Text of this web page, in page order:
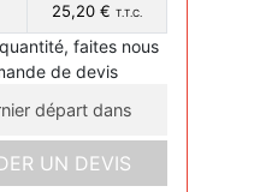
25,20 € T.T.C.
faites nous
de devis
départ dans
UN DEVIS